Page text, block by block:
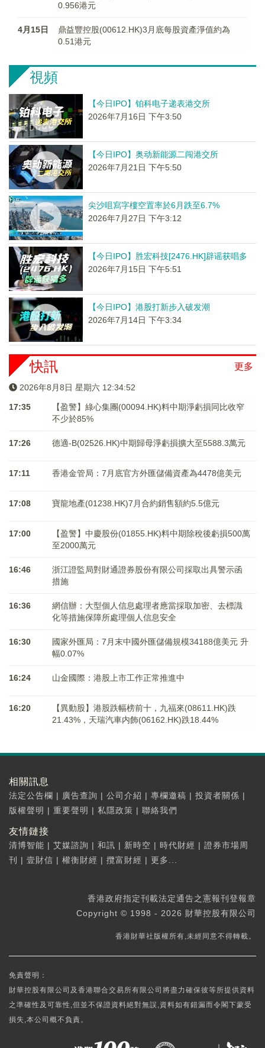
0.956港元
4月15日
鼎益豐控股(00612.HK)3月底每股資產淨值約為
0.51港元
視頻
【今日IPO】铂科电子递表港交所
2026年7月16日 下午3:50
【今日IPO】奥动新能源二闯港交所
2026年7月21日 下午5:50
尖沙咀寫字樓空置率於6月跌至6.7%
2026年7月27日 下午3:12
【今日IPO】胜宏科技[2476.HK]辟谣获唱多
2026年7月15日 下午5:51
【今日IPO】港股打新步入破发潮
2026年7月14日 下午3:34
更多
快訊
2026年8月8日 星期六 12:34:53
17:35
【盈警】綠心集團(00094.HK)料中期淨虧損同比收窄
不少於85%
17:26 德適-B(02526.HK)中期歸母淨虧損擴大至5588.3萬元
17:11 香港金管局：7月底官方外匯儲備資產為4478億美元
17:08 寶龍地產(01238.HK)7月合約銷售額約5.5億元
17:00
【盈警】中慶股份(01855.HK)料中期除稅後虧損500萬
至2000萬元
16:46
浙江證監局對財通證券股份有限公司採取出具警示函
措施
16:36
網信辦：大型個人信息處理者應當採取加密、去標識
化等措施保障所處理個人信息安全
16:30
國家外匯局：7月末中國外匯儲備規模34188億美元 升
幅0.07%
16:24 山金國際：港股上市工作正常推進中
16:20
【異動股】港股跌幅榜前十，九福來(08611.HK)跌
21.43%，天瑞汽車内飾(06162.HK)跌18.44%
相關訊息
法定公告欄 | 廣告查詢 | 公司介紹 | 專欄邀稿 | 投資者關係 |
版權聲明 | 重要聲明 | 私隱政策 | 聯絡我們
友情鏈接
清博智能 | 艾媒諮詢 | 和訊 | 新時空 | 時代財經 | 證券市場周
刊
| 壹財信 | 權衡財經 | 攬富財經 | 更多...
香港政府指定刊載法定通告之憲報刊登報章
Copyright © 1998 - 2026 財華控股有限公司
香港財華社版權所有,未經同意不得轉載。
免責聲明：
財華控股有限公司及香港聯合交易所有限公司將盡力確保彼等所提供資料
之準確性及可靠性,但並不保證資料絕對無誤,資料如有錯漏而令閣下蒙受
損失,本公司概不負責。